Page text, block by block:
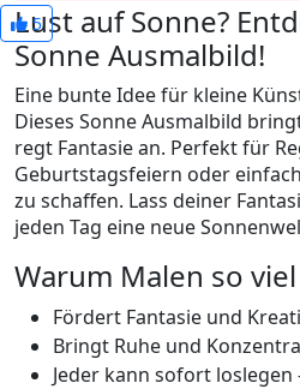
5
Lust auf Sonne?
Sonne Ausmalbild!
Eine bunte Idee für kleine
Dieses Sonne Ausmalbild
regt Fantasie an. Perfekt für
Geburtstagsfeiern oder
zu schaffen. Lass deiner
jeden Tag eine neue
Warum Malen so
Fördert Fantasie und
Bringt Ruhe und
Jeder kann sofort loslegen